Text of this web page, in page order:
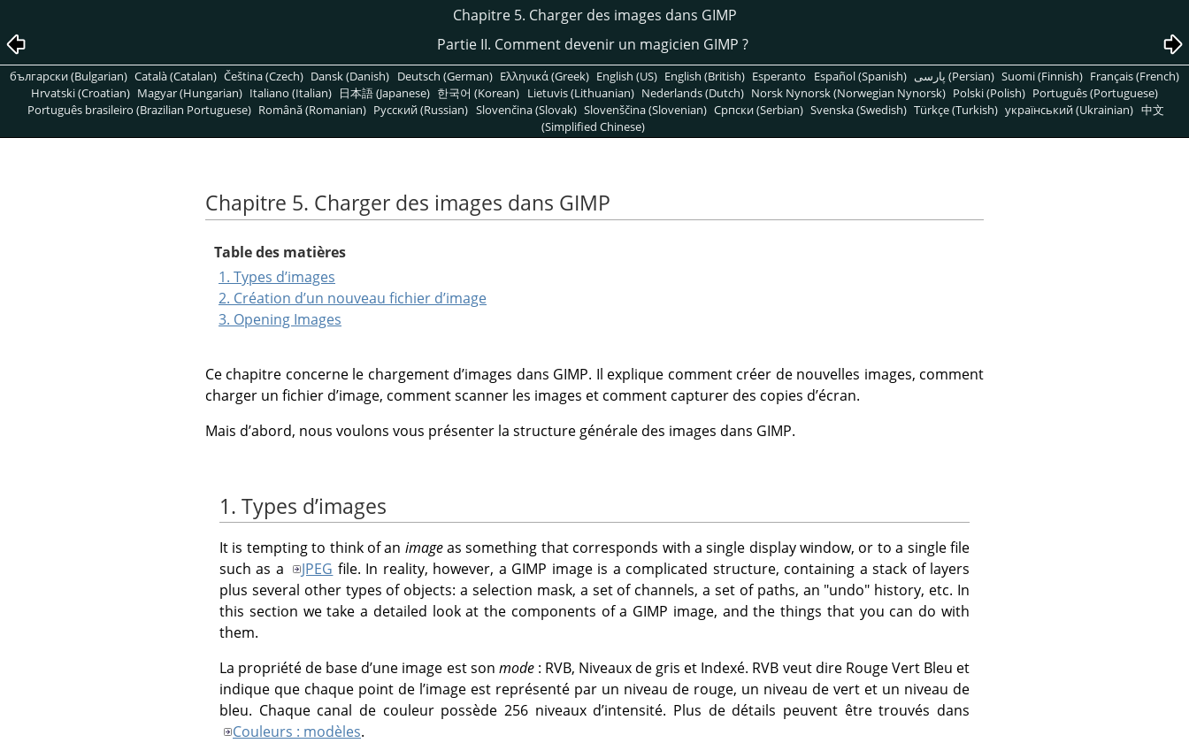
Chapitre 5. Charger des images dans GIMP
Partie II. Comment devenir un magicien GIMP ?
български (Bulgarian) Català (Catalan) Čeština (Czech) Dansk (Danish) Deutsch (German) Ελληνικά (Greek) English (US) English (British) Esperanto Español (Spanish) پارسی (Persian) Suomi (Finnish) Français (French)
Hrvatski (Croatian) Magyar (Hungarian) Italiano (Italian) 日本語 (Japanese) 한국어 (Korean) Lietuvis (Lithuanian) Nederlands (Dutch) Norsk Nynorsk (Norwegian Nynorsk) Polski (Polish) Português (Portuguese)
Português brasileiro (Brazilian Portuguese) Română (Romanian) Pусский (Russian) Slovenčina (Slovak) Slovenščina (Slovenian) Српски (Serbian) Svenska (Swedish) Türkçe (Turkish) український (Ukrainian) 中文
(Simplified Chinese)
Chapitre 5. Charger des images dans GIMP
Table des matières
1. Types d’images
2. Création d’un nouveau fichier d’image
3. Opening Images
Ce chapitre concerne le chargement d’images dans GIMP. Il explique comment créer de nouvelles images, comment
charger un fichier d’image, comment scanner les images et comment capturer des copies d’écran.
Mais d’abord, nous voulons vous présenter la structure générale des images dans GIMP.
1. Types d’images
It is tempting to think of an imageas something that corresponds with a single display window, or to a single file
such as a
JPEG file. In reality, however, a GIMP image is a complicated structure, containing a stack of layers
plus several other types of objects: a selection mask, a set of channels, a set of paths, an "undo" history, etc. In
this section we take a detailed look at the components of a GIMP image, and the things that you can do with
them.
La propriété de base d’une image est son mode: RVB, Niveaux de gris et Indexé. RVB veut dire Rouge Vert Bleu et
indique que chaque point de l’image est représenté par un niveau de rouge, un niveau de vert et un niveau de
bleu. Chaque canal de couleur possède 256 niveaux d’intensité. Plus de détails peuvent être trouvés dans
Couleurs : modèles.